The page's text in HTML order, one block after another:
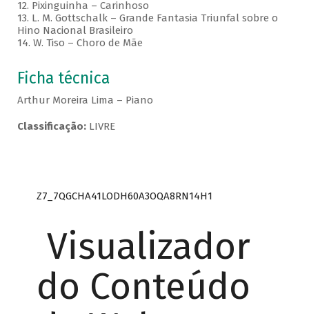
12. Pixinguinha – Carinhoso
13. L. M. Gottschalk – Grande Fantasia Triunfal sobre o
Hino Nacional Brasileiro
14. W. Tiso – Choro de Mãe
Ficha técnica
Arthur Moreira Lima – Piano
Classificação:LIVRE
Z7_7QGCHA41LODH60A3OQA8RN14H1
Visualizador
do Conteúdo